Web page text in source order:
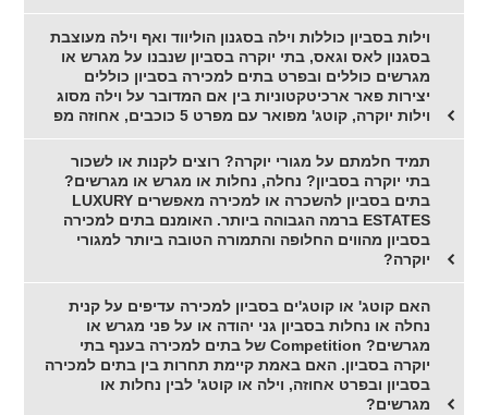
וילות בסביון כוללות וילה בסגנון הוליווד ואף וילה מעוצבת
בסגנון לאס וגאס, בתי יוקרה בסביון שנבנו על מגרש או
מגרשים כוללים ובפרט בתים למכירה בסביון כוללים
יצירות פאר ארכיטקטוניות בין אם המדובר על וילה מסוג
וילות יוקרה, קוטג' מפואר עם מפרט 5 כוכבים, אחוזה מפ
תמיד חלמתם על מגורי יוקרה? רוצים לקנות או לשכור
בתי יוקרה בסביון? נחלה, נחלות או מגרש או מגרשים?
בתים בסביון להשכרה או למכירה מאפשרים LUXURY
ESTATES ברמה הגבוהה ביותר. האומנם בתים למכירה
בסביון מהווים החלופה והתמורה הטובה ביותר למגורי
יוקרה?
האם קוטג' או קוטג'ים בסביון למכירה עדיפים על קנית
נחלה או נחלות בסביון גני יהודה או על פני מגרש או
מגרשים? Competition של בתים למכירה בענף בתי
יוקרה בסביון. האם באמת קיימת תחרות בין בתים למכירה
בסביון ובפרט אחוזה, וילה או קוטג' לבין נחלות או
מגרשים?